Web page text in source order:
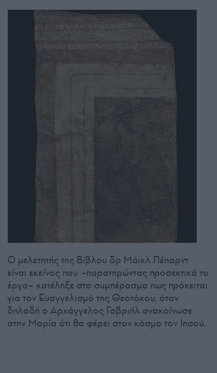
Ο μελετητής της Βίβλου δρ Μάικλ Πέπαρντ
είναι εκείνος που –παρατηρώντας προσεκτικά το
έργο– κατέληξε στο συμπέρασμα πως πρόκειται
για τον Ευαγγελισμό της Θεοτόκου, όταν
δηλαδή ο Αρχάγγελος Γαβριήλ ανακοίνωσε
στην Μαρία ότι θα φέρει στον κόσμο τον Ιησού.